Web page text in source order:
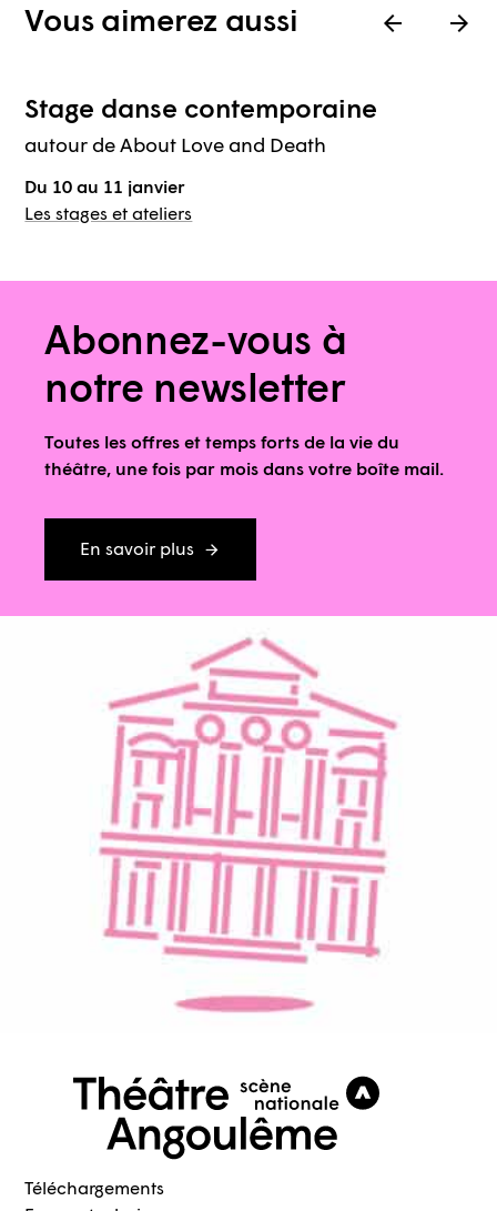
Vous aimerez aussi
Stage danse contemporaine
autour de About Love and Death
Du 10 au 11 janvier
Les stages et ateliers
Abonnez-vous à
notre newsletter
Toutes les offres et temps forts de la vie du
théâtre, une fois par mois dans votre boîte mail.
En savoir plus
Téléchargements